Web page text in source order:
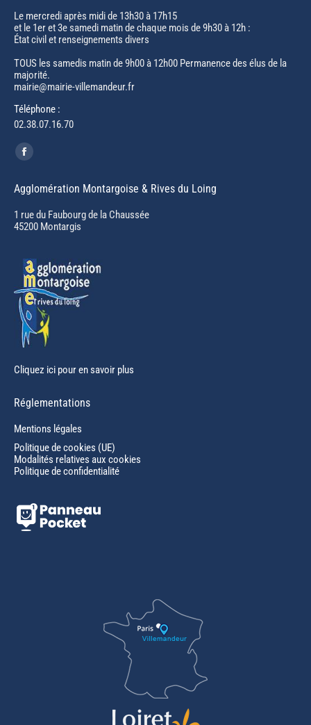
Le mercredi après midi de 13h30 à 17h15
et le 1er et 3e samedi matin de chaque mois de 9h30 à 12h :
État civil et renseignements divers
TOUS les samedis matin de 9h00 à 12h00 Permanence des élus de la
majorité.
mairie@mairie-villemandeur.fr
Téléphone :
02.38.07.16.70
Trouvez nous sur :
Facebook
opens
in
new
Agglomération Montargoise & Rives du Loing
1 rue du Faubourg de la Chaussée
45200 Montargis
Cliquez ici pour en savoir plus
Réglementations
Mentions légales
Politique de cookies (UE)
Modalités relatives aux cookies
Politique de confidentialité